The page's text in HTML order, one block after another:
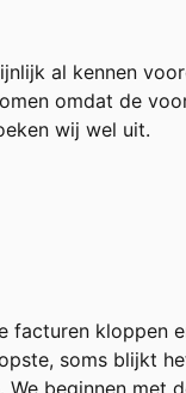
al kennen
omdat de
wij wel uit.
soms blijkt
beginnen